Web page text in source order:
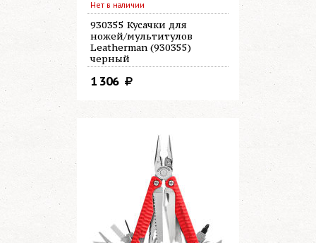
Нет в наличии
930355 Кусачки для
ножей/мультитулов
Leatherman (930355)
черный
1 306